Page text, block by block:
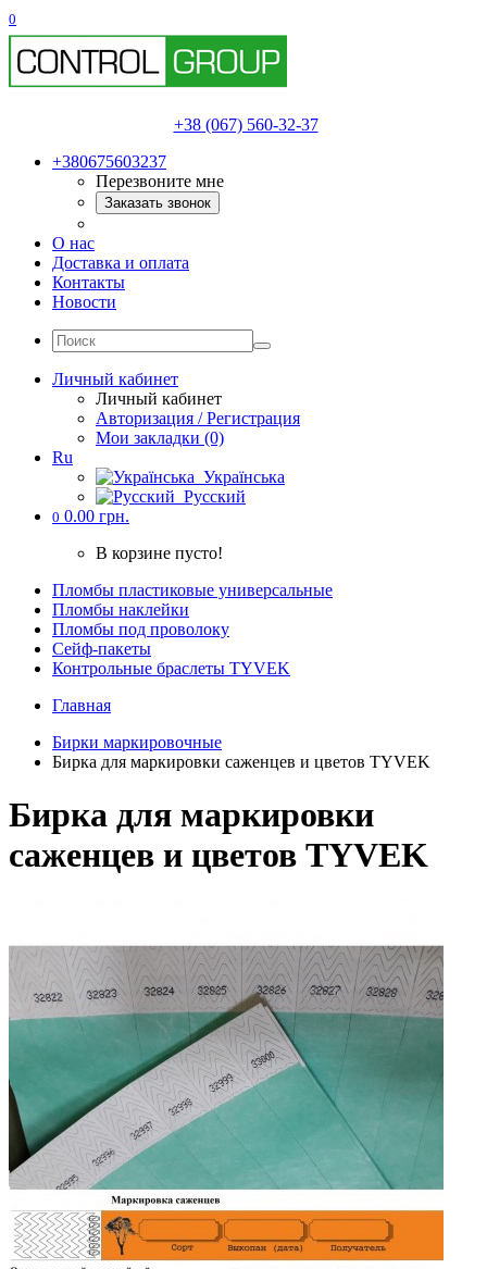
0
+38 (067) 560-32-37
+380675603237
Перезвоните мне
Заказать звонок
О нас
Доставка и оплата
Контакты
Новости
Личный кабинет
Личный кабинет
Авторизация / Регистрация
Мои закладки (0)
Ru
Українська
Русский
0 0.00 грн.
В корзине пусто!
Пломбы пластиковые универсальные
Пломбы наклейки
Пломбы под проволоку
Cейф-пакеты
Контрольные браслеты TYVEK
Главная
Бирки маркировочные
Бирка для маркировки саженцев и цветов TYVEK
Бирка для маркировки
саженцев и цветов TYVEK